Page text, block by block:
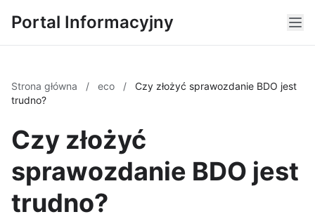
Portal Informacyjny
Strona główna / eco /
Czy złożyć sprawozdanie BDO jest
trudno?
Czy złożyć
sprawozdanie BDO jest
trudno?